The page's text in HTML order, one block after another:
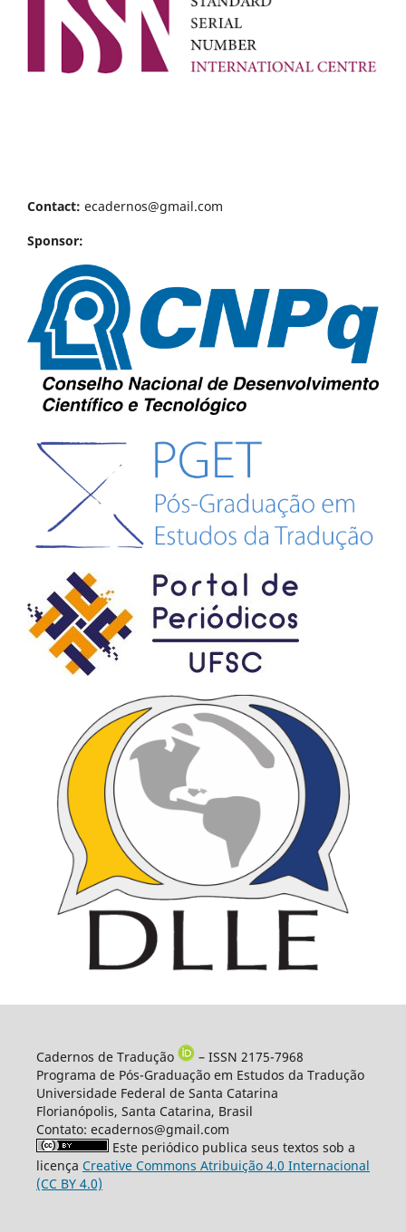
Contact: ecadernos@gmail.com
Sponsor:
Cadernos de Tradução
– ISSN 2175-7968
Programa de Pós-Graduação em Estudos da Tradução
Universidade Federal de Santa Catarina
Florianópolis, Santa Catarina, Brasil
Contato: ecadernos@gmail.com
Este periódico publica seus textos sob a
licença Creative Commons Atribuição 4.0 Internacional
(CC BY 4.0)